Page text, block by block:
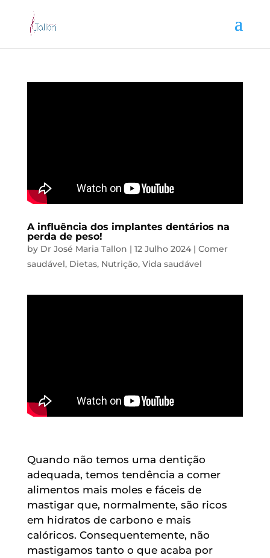
A influência dos implantes dentários na
perda de peso!
by Dr José Maria Tallon | 12 Julho 2024| Comer
saudável, Dietas, Nutrição, Vida saudável
Quando não temos uma dentição
adequada, temos tendência a comer
alimentos mais moles e fáceis de
mastigar que, normalmente, são ricos
em hidratos de carbono e mais
calóricos. Consequentemente, não
mastigamos tanto o que acaba por